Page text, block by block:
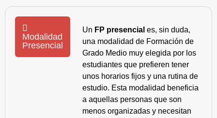
Modalidad
Presencial
Un FP presencial es, sin duda,
una modalidad de Formación de
Grado Medio muy elegida por los
estudiantes que prefieren tener
unos horarios fijos y una rutina de
estudio. Esta modalidad beneficia
a aquellas personas que son
menos organizadas y necesitan